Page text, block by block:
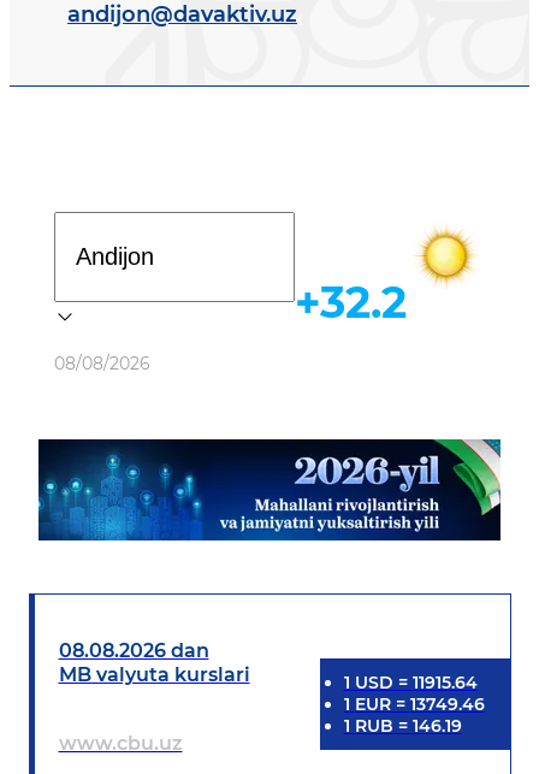
andijon@davaktiv.uz
Ob-havo
08/08/2026
+32.2
08.08.2026 dan
MB valyuta kurslari
www.cbu.uz
1 USD = 11915.64
1 EUR= 13749.46
1 RUB = 146.19